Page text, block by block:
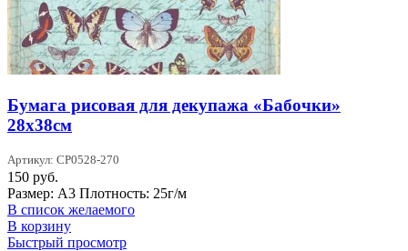
Бумага рисовая для декупажа «Бабочки»
28х38см
Артикул: CP0528-270
150 руб.
Размер: А3 Плотность: 25г/м
В список желаемого
В корзину
Быстрый просмотр